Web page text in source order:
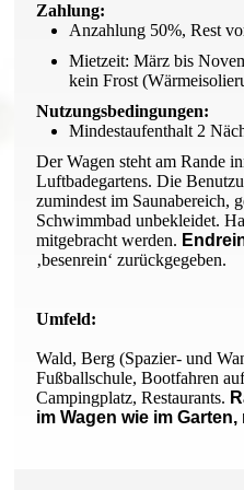
Zahlung:
Anzahlung 50%, Rest
Mietzeit: März bis
kein Frost
Nutzungsbedingungen:
Mindestaufenthalt 2
Der Wagen steht am Rande
Luftbadegartens. Die
zumindest im Saunabereich,
Schwimmbad unbekleidet.
mitgebracht werden.
‚besenrein‘ zurückgegeben.
Umfeld:
Wald, Berg (Spazier- und
Fußballschule, Bootfahren
Campingplatz, Restaurants.
im Wagen wie im